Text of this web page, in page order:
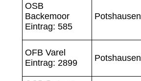
OSB
Backemoor
Eintrag: 585
Potshausen
OFB Varel
Eintrag: 2899
Potshausen